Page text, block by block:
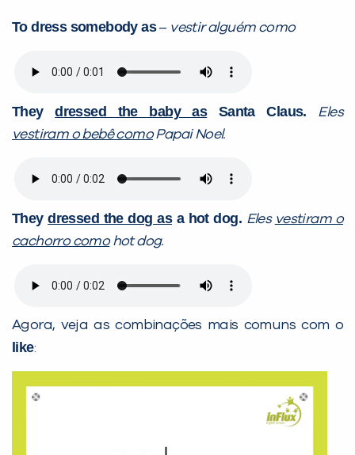
To dress somebody as– vestir alguém como
Theydressed the baby asSanta Claus. Eles
vestiram o bebê comoPapai Noel.
Theydressed the dog asa hot dog. Eles vestiram o
cachorro comohot dog.
Agora, veja as combinações mais comuns com o
like: